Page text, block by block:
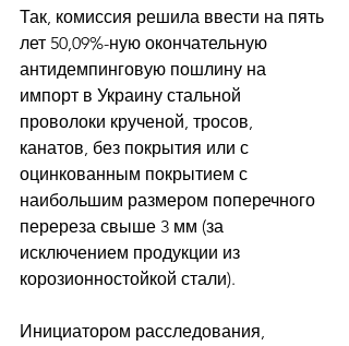
Так, комиссия решила ввести на пять
лет 50,09%-ную окончательную
антидемпинговую пошлину на
импорт в Украину стальной
проволоки крученой, тросов,
канатов, без покрытия или с
оцинкованным покрытием с
наибольшим размером поперечного
перереза свыше 3 мм (за
исключением продукции из
корозионностойкой стали).
Инициатором расследования,